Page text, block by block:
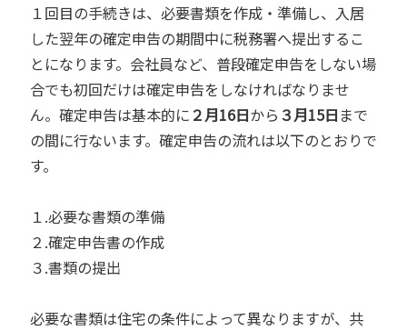
１回目の手続きは、必要書類を作成・準備し、入居
した翌年の確定申告の期間中に税務署へ提出するこ
とになります。会社員など、普段確定申告をしない場
合でも初回だけは確定申告をしなければなりませ
ん。確定申告は基本的に２月16日から ３月15日 まで
の間に行ないます。確定申告の流れは以下のとおりで
す。
１.必要な書類の準備
２.確定申告書の作成
３.書類の提出
必要な書類は住宅の条件によって異なりますが、共